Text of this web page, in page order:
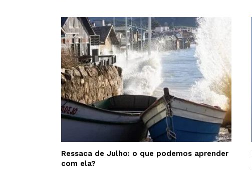
Ressaca de Julho: o que podemos aprender
com ela?